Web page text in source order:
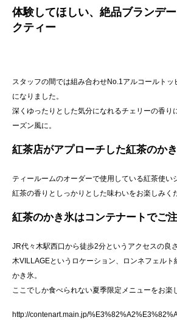
体験してほしい、絶品ブランデ
クティー
スタッフの間では組み合わせNo.1アルコールトッ
になりました。
深くゆったりとした気分になれるチェリーの香り
ーズン風に。
紅茶店がアプローチした紅茶のか
ティールームのオーダーで使用している紅茶使い
紅茶の香りとしっかりとした味わいをお楽しみく
紅茶のかき氷はコンテナートでご
JR代々木駅西口から徒歩2分というアクセスの良
木VILLAGEというロケーション、ロンネフェル
かき氷。
ここでしか食べられない夏季限定メニューをお楽
http://contenart.main.jp/